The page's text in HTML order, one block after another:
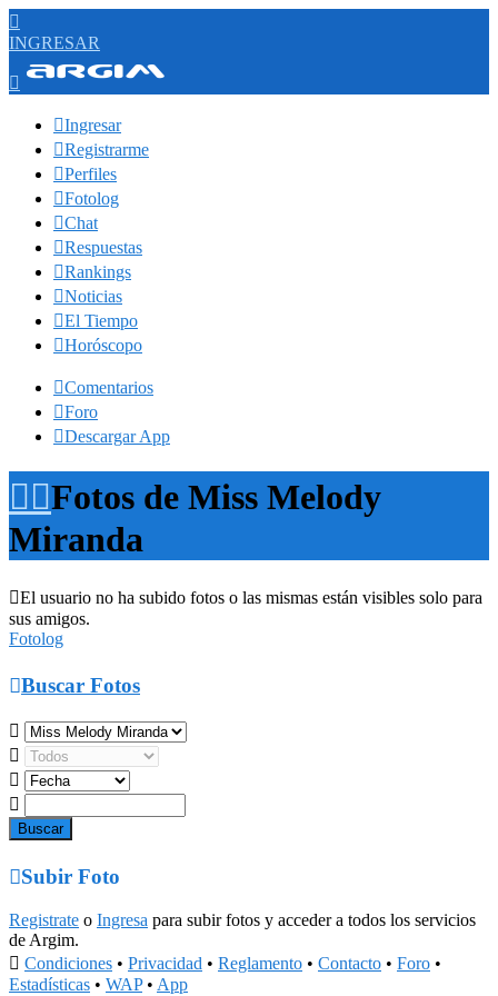

INGRESAR

Ingresar
Registrarme
Perfiles
Fotolog
Chat
Respuestas
Rankings
Noticias
El Tiempo
Horóscopo
Comentarios
Foro
Descargar App
Fotos de Miss Melody
Miranda
El usuario no ha subido fotos o las mismas están visibles solo para
sus amigos.
Fotolog
Buscar Fotos




Subir Foto
Registrate o Ingresa para subir fotos y acceder a todos los servicios
de Argim.
 Condiciones • Privacidad • Reglamento • Contacto • Foro •
Estadísticas • WAP• App